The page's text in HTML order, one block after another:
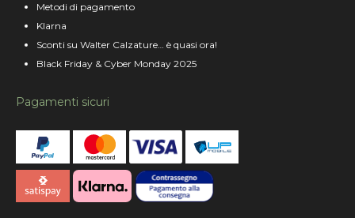
Metodi di pagamento
Klarna
Sconti su Walter Calzature… è quasi ora!
Black Friday & Cyber Monday 2025
Pagamenti sicuri